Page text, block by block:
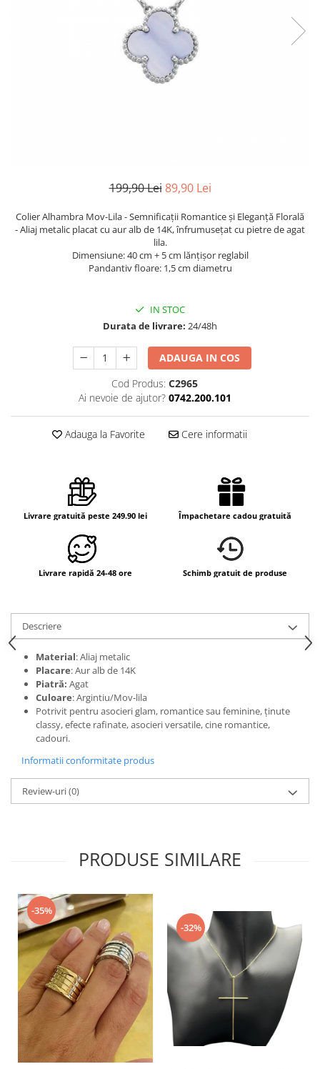
199,90 Lei 89,90 Lei
Colier Alhambra Mov-Lila - Semnificații Romantice și Eleganță Florală
- Aliaj metalic placat cu aur alb de 14K, înfrumusețat cu pietre de agat
lila.
Dimensiune: 40 cm + 5 cm lănțișor reglabil
Pandantiv floare: 1,5 cm diametru
IN STOC
Durata de livrare: 24/48h
ADAUGA IN COS
Cod Produs: C2965
Ai nevoie de ajutor? 0742.200.101
Adauga la Favorite Cere informatii
Livrare gratuită peste 249.90 lei Împachetare cadou gratuită
Livrare rapidă 24-48 ore Schimb gratuit de produse
Descriere
Material: Aliaj metalic
Placare: Aur alb de 14K
Piatră: Agat
Culoare: Argintiu/Mov-lila
Potrivit pentru asocieri glam, romantice sau feminine, ținute
classy, efecte rafinate, asocieri versatile, cine romantice,
cadouri.
Informatii conformitate produs
Review-uri(0)
PRODUSE SIMILARE
-35%
-32%